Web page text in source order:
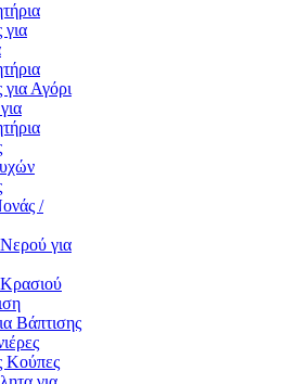
για
Αγόρι
/
Νερού για
Κρασιού
Βάπτισης
Κούπες